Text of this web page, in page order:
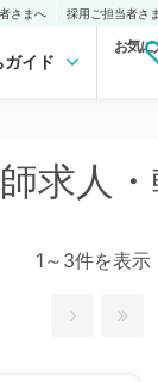
さまへ 採用ご担当者さ
ガイド
お気に
求人
1～3件を表示